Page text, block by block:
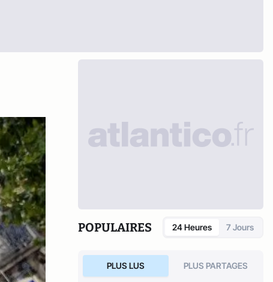
POPULAIRES 24 Heures 7 Jours
PLUS LUS PLUS PARTAGES